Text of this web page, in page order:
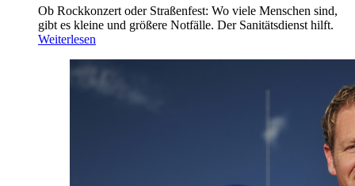
Ob Rockkonzert oder Straßenfest: Wo viele Menschen sind,
gibt es kleine und größere Notfälle. Der Sanitätsdienst hilft.
Weiterlesen